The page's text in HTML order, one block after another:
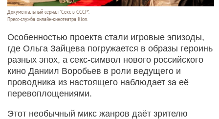
Документальный сериал "Секс в СССР".
Пресс-служба онлайн-кинотеатра Kion.
Особенностью проекта стали игровые эпизоды,
где Ольга Зайцева погружается в образы героинь
разных эпох, а секс-символ нового российского
кино Даниил Воробьев в роли ведущего и
проводника из настоящего наблюдает за её
перевоплощениями.
Этот необычный микс жанров даёт зрителю